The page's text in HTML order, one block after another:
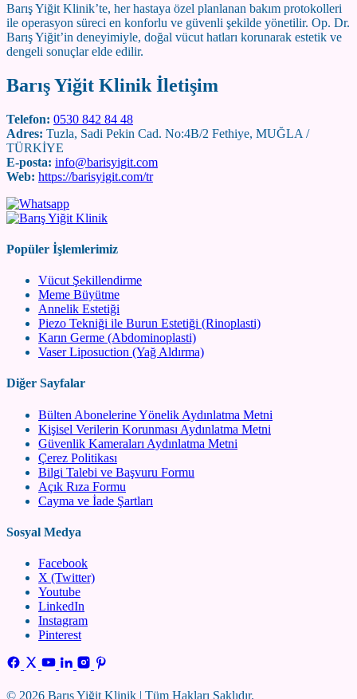
Barış Yiğit Klinik’te, her hastaya özel planlanan bakım protokolleri
ile operasyon süreci en konforlu ve güvenli şekilde yönetilir. Op. Dr.
Barış Yiğit’in deneyimiyle, doğal vücut hatları korunarak estetik ve
dengeli sonuçlar elde edilir.
Barış Yiğit Klinik İletişim
Telefon: 0530 842 84 48
Adres: Tuzla, Sadi Pekin Cad. No:4B/2 Fethiye, MUĞLA /
TÜRKİYE
E-posta: info@barisyigit.com
Web: https://barisyigit.com/tr
Popüler İşlemlerimiz
Vücut Şekillendirme
Meme Büyütme
Annelik Estetiği
Piezo Tekniği ile Burun Estetiği (Rinoplasti)
Karın Germe (Abdominoplasti)
Vaser Liposuction (Yağ Aldırma)
Diğer Sayfalar
Bülten Abonelerine Yönelik Aydınlatma Metni
Kişisel Verilerin Korunması Aydınlatma Metni
Güvenlik Kameraları Aydınlatma Metni
Çerez Politikası
Bilgi Talebi ve Başvuru Formu
Açık Rıza Formu
Cayma ve İade Şartları
Sosyal Medya
Facebook
X (Twitter)
Youtube
LinkedIn
Instagram
Pinterest
© 2026 Barış Yiğit Klinik | Tüm Hakları Saklıdır.